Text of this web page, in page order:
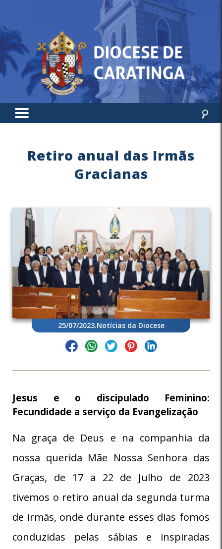
Retiro anual das Irmãs
Gracianas
25/07/2023.Notícias da Diocese
Jesus e o discipulado Feminino:
Fecundidade a serviço da Evangelização
Na graça de Deus e na companhia da
nossa querida Mãe Nossa Senhora das
Graças, de 17 a 22 de Julho de 2023
tivemos o retiro anual da segunda turma
de irmãs, onde durante esses dias fomos
conduzidas pelas sábias e inspiradas